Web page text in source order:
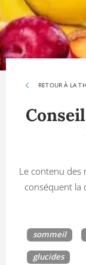
RETOUR À LA
Le contenu des
conséquent la
sommeil
glucides